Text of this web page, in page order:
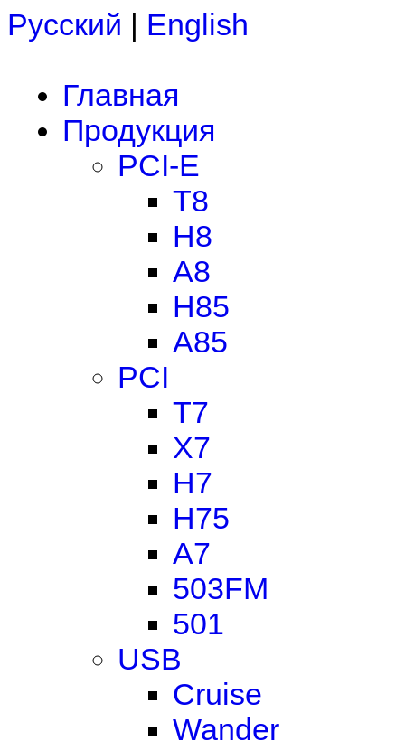
Русский | English
Главная
Продукция
PCI-E
T8
H8
A8
H85
A85
PCI
T7
X7
H7
H75
A7
503FM
501
USB
Cruise
Wander